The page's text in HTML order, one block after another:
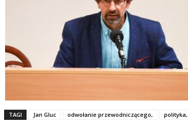
TAGI Jan Gluc odwołanie przewodniczącego, polityka,